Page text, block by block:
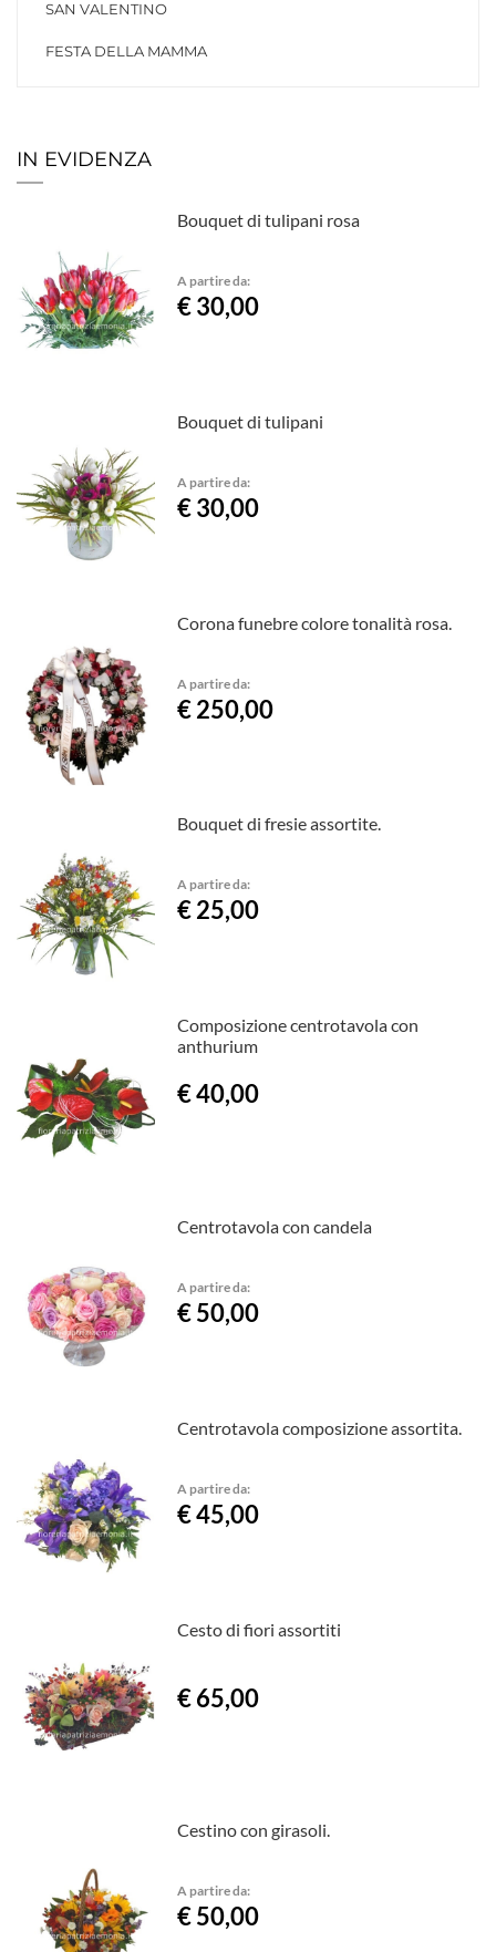
SAN VALENTINO
FESTA DELLA MAMMA
IN EVIDENZA
Bouquet di tulipani rosa
A partire da:
€ 30,00
Bouquet di tulipani
A partire da:
€ 30,00
Corona funebre colore tonalità rosa.
A partire da:
€ 250,00
Bouquet di fresie assortite.
A partire da:
€ 25,00
Composizione centrotavola con
anthurium
€ 40,00
Centrotavola con candela
A partire da:
€ 50,00
Centrotavola composizione assortita.
A partire da:
€ 45,00
Cesto di fiori assortiti
€ 65,00
Cestino con girasoli.
A partire da:
€ 50,00